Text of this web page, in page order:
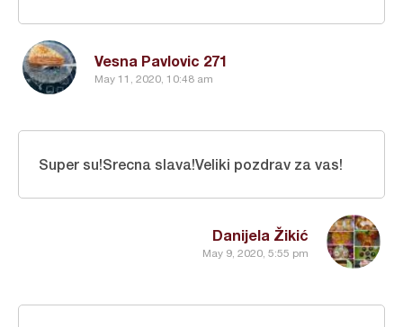
Vesna Pavlovic 271
May 11, 2020, 10:48 am
Danijela Žikić
May 9, 2020, 5:55 pm
Super su!Srecna slava!Veliki pozdrav za vas!